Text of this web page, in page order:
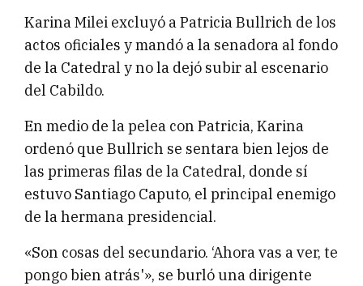
Karina Milei excluyó a Patricia Bullrich de los
actos oficiales y mandó a la senadora al fondo
de la Catedral y no la dejó subir al escenario
del Cabildo.
En medio de la pelea con Patricia, Karina
ordenó que Bullrich se sentara bien lejos de
las primeras filas de la Catedral, donde sí
estuvo Santiago Caputo, el principal enemigo
de la hermana presidencial.
«Son cosas del secundario. ‘Ahora vas a ver, te
pongo bien atrás'», se burló una dirigente